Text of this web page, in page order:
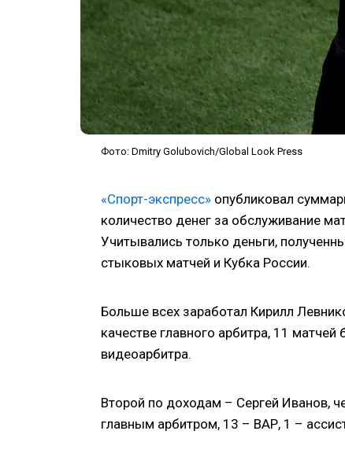
Фото: Dmitry Golubovich/Global Look Press
«Спорт-экспресс» опубликовал
количество денег за обслуживание
Учитывались только деньги,
стыковых матчей и Кубка России.
Больше всех заработал Кирилл
качестве главного арбитра, 11
видеоарбитра.
Второй по доходам – Сергей Иванов,
главным арбитром, 13 – ВАР, 1 –